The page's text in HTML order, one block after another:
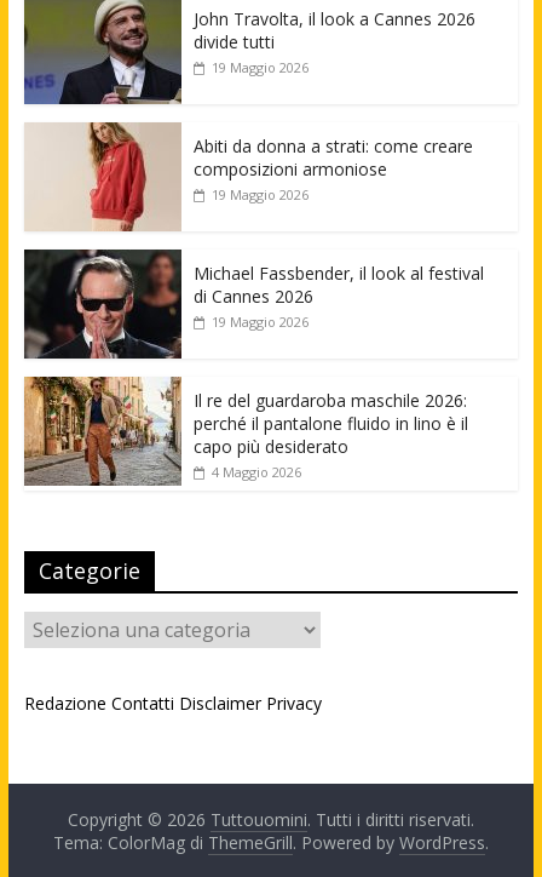
John Travolta, il look a Cannes 2026
divide tutti
19 Maggio 2026
Abiti da donna a strati: come creare
composizioni armoniose
19 Maggio 2026
Michael Fassbender, il look al festival
di Cannes 2026
19 Maggio 2026
Il re del guardaroba maschile 2026:
perché il pantalone fluido in lino è il
capo più desiderato
4 Maggio 2026
Categorie
Categorie
Redazione Contatti Disclaimer Privacy
Copyright © 2026 Tuttouomini. Tutti i diritti riservati.
Tema: ColorMag di ThemeGrill. Powered by WordPress.